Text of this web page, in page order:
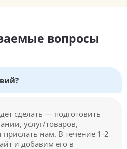
вопросы
сделать — подготовить
услуг/товаров,
прислать нам. В течение 1-2
и добавим его в